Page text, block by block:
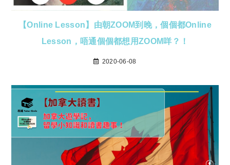
【Online Lesson】由朝ZOOM到晚，個個都Online
Lesson，唔通個個都想用ZOOM咩？！
2020-06-08